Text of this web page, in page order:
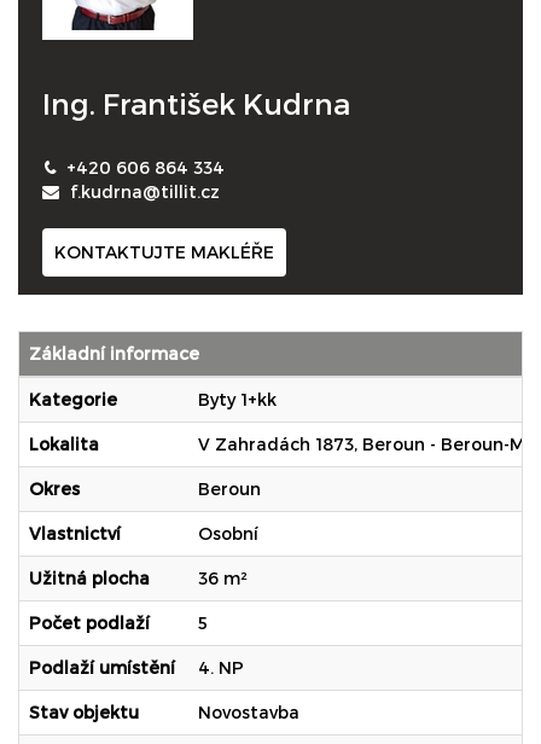
Ing. František Kudrna
+420 606 864 334
f.kudrna@tillit.cz
KONTAKTUJTE MAKLÉŘE
Základní informace
Kategorie Byty 1+kk
Lokalita V Zahradách 1873, Beroun - Beroun-
Okres Beroun
Vlastnictví Osobní
Užitná plocha 36 m²
Počet podlaží 5
Podlaží umístění 4. NP
Stav objektu Novostavba